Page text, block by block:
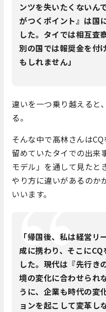
ンツを失いたくないん
がつくポイント』は国
した。タイでは相互査
別の国では報奨金を付
もしれません」
違いを一つ乗り越えると
る。
そんな中で髙林さんは
留めていたタイでの出来
モデル」を通して見たと
やり方に違いがあるのか
いいます。
「帰国後、私は経営
成に携わり、そこに
した。現代は『先行き
境の変化に合わせられ
うに、企業も時代の変
ョンを起こして変革し